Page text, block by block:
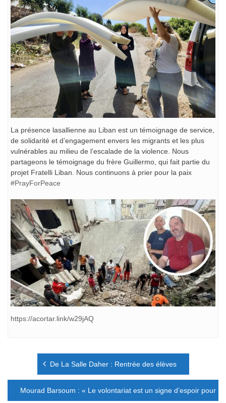
La présence lasallienne au Liban est un témoignage de service,
de solidarité et d’engagement envers les migrants et les plus
vulnérables au milieu de l’escalade de la violence. Nous
partageons le témoignage du frère Guillermo, qui fait partie du
projet Fratelli Liban. Nous continuons à prier pour la paix
#PrayForPeace
https://acortar.link/w29jAQ
Navigation
l’article
De La Salle Daher : Rentrée des élèves
Mourad Barsoum : « Le volontariat est un signe d’espoir pour